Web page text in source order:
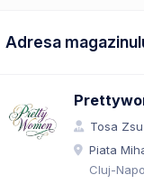
Adresa
Tosa
Piata
Cluj-